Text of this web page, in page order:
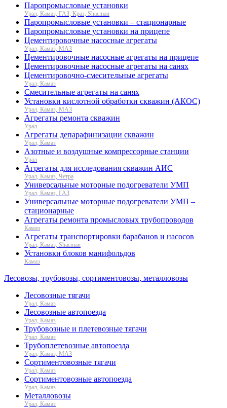
Паропромысловые установки
Урал, Камаз, ГАЗ, Краз, Shacman
Паропромысловые установки – стационарные
Паропромысловые установки на прицепе
Цементировочные насосные агрегаты
Урал, Камаз, МАЗ
Цементировочные насосные агрегаты на прицепе
Цементировочные насосные агрегаты на санях
Цементировочно-смесительные агрегаты
Урал, Камаз
Смесительные агрегаты на санях
Установки кислотной обработки скважин (АКОС)
Урал, Камаз, МАЗ
Агрегаты ремонта скважин
Урал
Агрегаты депарафинизации скважин
Урал, Камаз
Азотные и воздушные компрессорные станции
Урал
Агрегаты для исследования скважин АИС
Урал, Камаз, Четра
Универсальные моторные подогреватели УМП
Урал, Камаз, ГАЗ
Универсальные моторные подогреватели УМП –
стационарные
Агрегаты ремонта промысловых трубопроводов
Камаз
Агрегаты транспортировки барабанов и насосов
Урал, Камаз, Shacman
Установки блоков манифольдов
Камаз
Лесовозы, трубовозы, сортиментовозы, металловозы
Лесовозные тягачи
Урал, Камаз
Лесовозные автопоезда
Урал, Камаз
Трубовозные и плетевозные тягачи
Урал, Камаз
Трубоплетевозные автопоезда
Урал, Камаз, МАЗ
Сортиментовозные тягачи
Урал, Камаз
Сортиментовозные автопоезда
Урал, Камаз
Металловозы
Урал, Камаз